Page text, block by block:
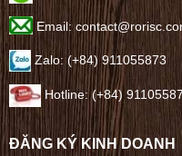
Email:
Zalo: (+84) 911055873
Hotline: (+84)
ĐĂNG KÝ KINH DOANH